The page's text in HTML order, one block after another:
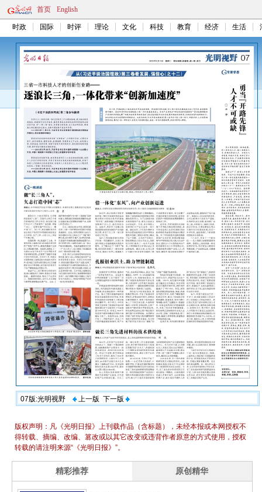
首页 English
时政 国际 时评 理论 文化 科技 教育 经济 生活
07版:光明视野 上一版 下一版